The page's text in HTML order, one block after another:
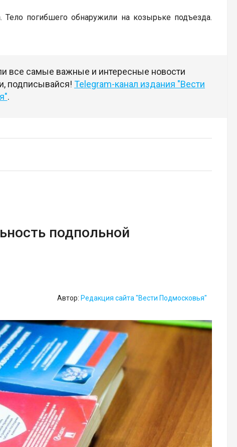
Тело погибшего обнаружили на козырьке подъезда.
все самые важные и интересные новости
подписывайся! Telegram-канал издания "Вести
.
подпольной
Автор: Редакция сайта "Вести Подмосковья"